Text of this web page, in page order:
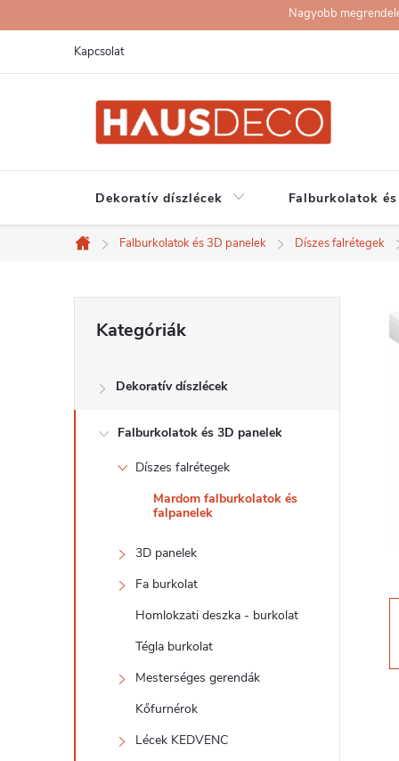
a
Nagyobb
Kapcsolat
Dekoratív díszlécek Falburkolatok
Kezdőlap
Falburkolatok és 3D panelek Díszes falrétegek
O
d
átugrása
Kategóriák
Dekoratív díszlécek
Falburkolatok és 3D panelek
Díszes falrétegek
Mardom falburkolatok és
falpanelek
3D panelek
Fa burkolat
Homlokzati deszka - burkolat
Tégla burkolat
Mesterséges gerendák
Kőfurnérok
Lécek KEDVENC